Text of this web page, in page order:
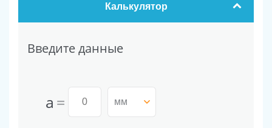
Калькулятор
Введите данные
a =